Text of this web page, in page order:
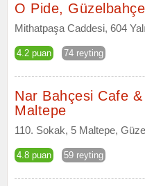
O Pide, Güzelbahçe
Mithatpaşa Caddesi, 604
4.2 puan 74 reyting
Nar Bahçesi Cafe
Maltepe
110. Sokak, 5 Maltepe,
4.8 puan 59 reyting